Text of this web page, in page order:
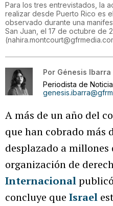
Para los tres entrevistados, la
realizar desde Puerto Rico es
observado durante una
San Juan, el 17 de octubre de
(
Por Génesis Ibarra
Periodista de
A más de un año del
que han cobrado más
desplazado a millones
organización de
Internacional
concluye que Israel